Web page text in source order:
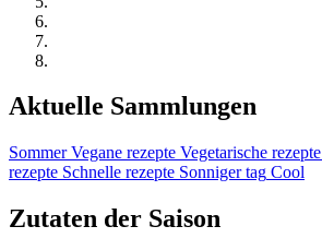
Aktuelle Sammlungen
Sommer Vegane rezepte Vegetarische rezepte
rezepte Schnelle rezepte Sonniger tag Cool
Zutaten der Saison